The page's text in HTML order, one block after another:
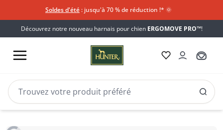
Soldes d'été : jusqu'à 70 % de réduction !*​ 🌞
Découvrez notre nouveau harnais pour chien ERGOMOVE PRO™!